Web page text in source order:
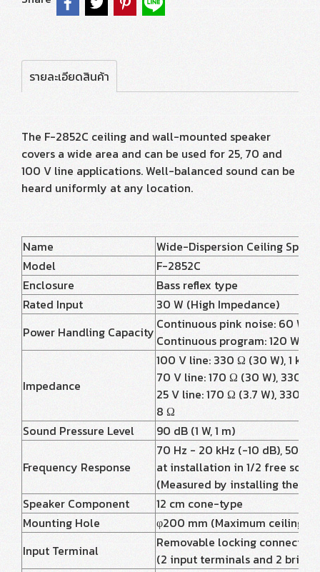
รายละเอียดสินค้า
The F-2852C ceiling and wall-mounted speaker
covers a wide area and can be used for 25, 70 and
100 V line applications. Well-balanced sound can be
heard uniformly at any location.
Name
Wide-Dispersion Ceiling
Model
F-2852C
Enclosure
Bass reflex type
Rated Input
30 W (High Impedance)
Power Handling Capacity Continuous pink noise: 60 W
Continuous program: 120 W (8
Impedance
100 V line: 330 Ω (30 W), 1 kΩ
70 V line: 170 Ω (30 W), 330 Ω
25 V line: 170 Ω (3.7 W), 330 Ω
8 Ω
Sound Pressure Level
90 dB (1 W, 1 m)
Frequency Response
70 Hz - 20 kHz (-10 dB), 50
at installation in 1/2 free
(Measured by installing the
Speaker Component
12 cm cone-type
Mounting Hole
φ200 mm (Maximum ceiling
Input Terminal
Removable locking
(2 input terminals and 2